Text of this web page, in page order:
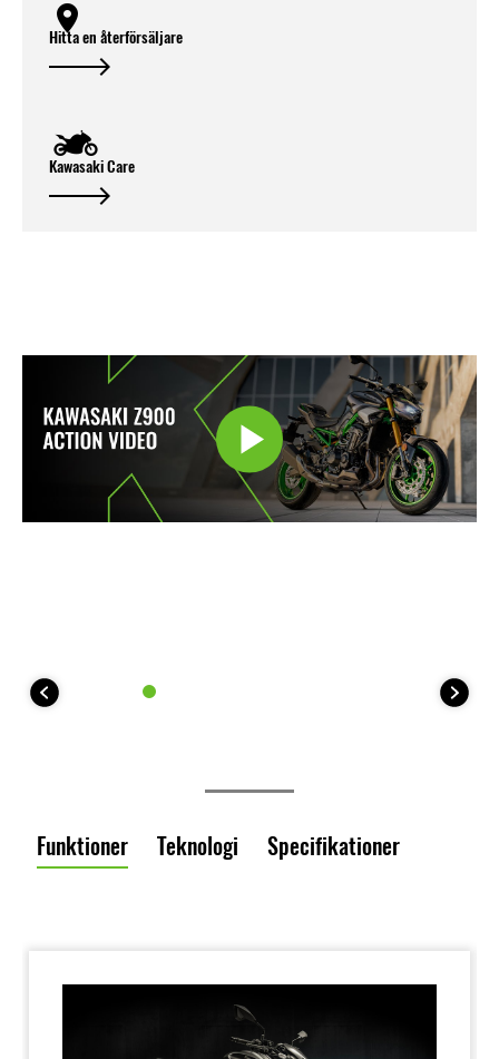
Hitta en återförsäljare
Kawasaki Care
Funktioner Teknologi Specifikationer